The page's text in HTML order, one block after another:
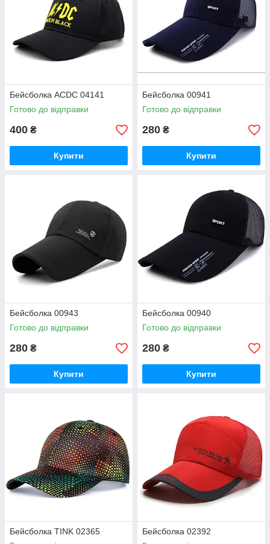
Бейсболка ACDC 04141
Готово до відправки
400 ₴
Купити
Бейсболка 00941
Готово до відправки
280 ₴
Купити
Бейсболка 00943
Готово до відправки
280 ₴
Купити
Бейсболка 00940
Готово до відправки
280 ₴
Купити
Бейсболка TINK 02365
Бейсболка 02392